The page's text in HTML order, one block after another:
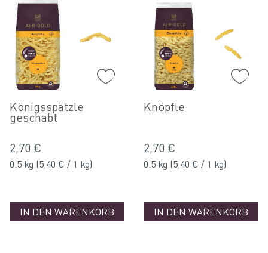
Königsspätzle
geschabt
2,70 €
0.5 kg (5,40 € / 1 kg)
IN DEN WARENKORB
Knöpfle
2,70 €
0.5 kg (5,40 € / 1 kg)
IN DEN WARENKORB